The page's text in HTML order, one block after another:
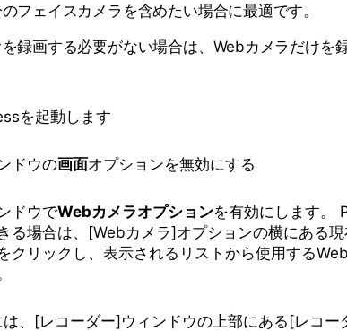
フェイスカメラを含めたい場合に最適です。
録画する必要がない場合は、Webカメラだけを
を起動します
ドウの画面オプションを無効にする
ドウでWebカメラオプションを有効にします。
る場合は、[Webカメラ]オプションの横にある
クリックし、表示されるリストから使用する
、[レコーダー]ウィンドウの上部にある[レコー